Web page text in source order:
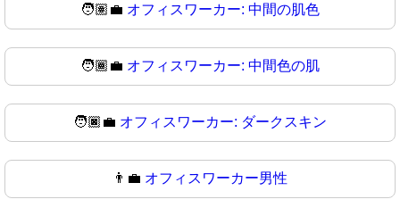
🧑🏽‍💼 オフィスワーカー: 中間の肌色
🧑🏾‍💼 オフィスワーカー: 中間色の肌
🧑🏿‍💼 オフィスワーカー: ダークスキン
👨‍💼 オフィスワーカー男性